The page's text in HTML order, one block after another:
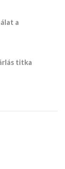
a
titka